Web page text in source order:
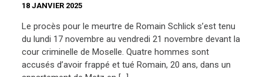
18 JANVIER 2025
Le procès pour le meurtre de Romain Schlick s’est tenu
du lundi 17 novembre au vendredi 21 novembre devant la
cour criminelle de Moselle. Quatre hommes sont
accusés d’avoir frappé et tué Romain, 20 ans, dans un